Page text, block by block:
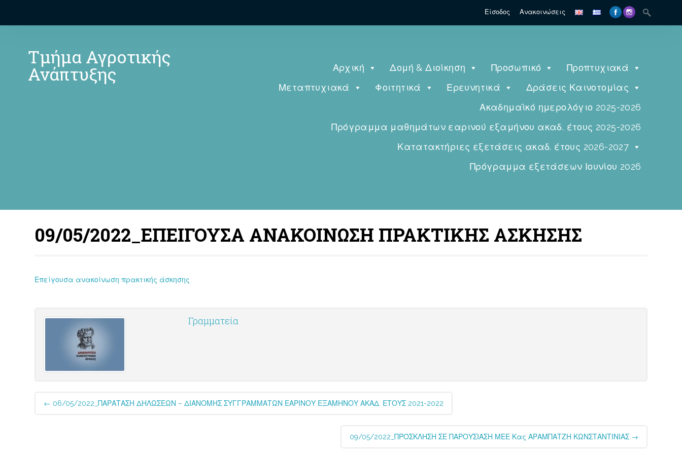
Είσοδος Ανακοινώσεις
Τμήμα Αγροτικής
Ανάπτυξης Αρχική Δομή & Διοίκηση Προσωπικό
Προπτυχιακά
Μεταπτυχιακά
Φοιτητικά Ερευνητικά
Δράσεις Καινοτομίας
Ακαδημαϊκό ημερολόγιο 2025-2026
Πρόγραμμα μαθημάτων εαρινού εξαμήνου ακαδ. έτους 2025-2026
Κατατακτήριες εξετάσεις ακαδ. έτους 2026-2027
Πρόγραμμα εξετάσεων Ιουνίου 2026
09/05/2022_ΕΠΕΙΓΟΥΣΑ ΑΝΑΚΟΙΝΩΣΗ ΠΡΑΚΤΙΚΗΣ ΑΣΚΗΣΗΣ
Επείγουσα ανακοίνωση πρακτικής άσκησης
Γραμματεία
Post
navigation
← 06/05/2022_ΠΑΡΑΤΑΣΗ ΔΗΛΩΣΕΩΝ – ΔΙΑΝΟΜΗΣ ΣΥΓΓΡΑΜΜΑΤΩΝ ΕΑΡΙΝΟΥ ΕΞΑΜΗΝΟΥ ΑΚΑΔ. ΕΤΟΥΣ 2021-2022
09/05/2022_ΠΡΟΣΚΛΗΣΗ ΣΕ ΠΑΡΟΥΣΙΑΣΗ ΜΕΕ Κας ΑΡΑΜΠΑΤΖΗ ΚΩΝΣΤΑΝΤΙΝΙΑΣ →